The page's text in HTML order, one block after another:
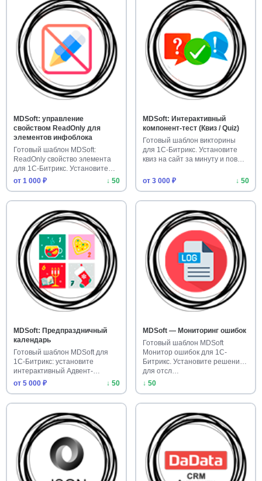
MDSoft: управление
свойством ReadOnly для
элементов инфоблока
Готовый шаблон MDSoft:
ReadOnly свойство элемента
для 1С-Битрикс. Установите
защ…
от 1 000 ₽ ↓ 50
MDSoft: Интерактивный
компонент-тест (Квиз / Quiz)
Готовый шаблон викторины
для 1С-Битрикс. Установите
квиз на сайт за минуту и пов…
от 3 000 ₽ ↓ 50
MDSoft: Предпраздничный
календарь
Готовый шаблон MDSoft для
1С-Битрикс: установите
интерактивный Адвент-
календарь …
от 5 000 ₽ ↓ 50
MDSoft — Мониторинг ошибок
Готовый шаблон MDSoft
Монитор ошибок для 1С-
Битрикс. Установите решение
для отсл…
↓ 50